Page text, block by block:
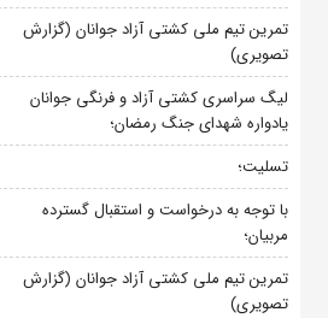
تمرین تیم ملی کشتی آزاد جوانان (گزارش
تصویری)
لیگ سراسری کشتی آزاد و فرنگی جوانان
یادواره شهدای جنگ رمضان؛
تسلیت؛
با توجه به درخواست و استقبال گسترده
مربیان؛
تمرین تیم ملی کشتی آزاد جوانان (گزارش
تصویری)